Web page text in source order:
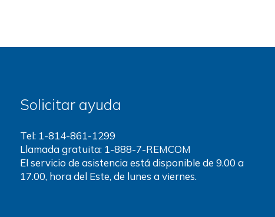
Solicitar ayuda
Tel: 1-814-861-1299
Llamada gratuita: 1-888-7-REMCOM
El servicio de asistencia está disponible de 9.00 a
17.00, hora del Este, de lunes a viernes.